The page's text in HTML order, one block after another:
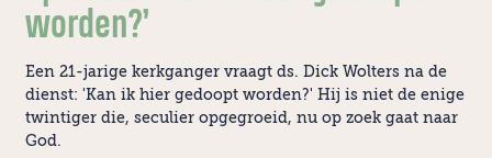
worden?’
Een 21-jarige kerkganger vraagt ds. Dick Wolters na de
dienst: 'Kan ik hier gedoopt worden?' Hij is niet de enige
twintiger die, seculier opgegroeid, nu op zoek gaat naar
God.